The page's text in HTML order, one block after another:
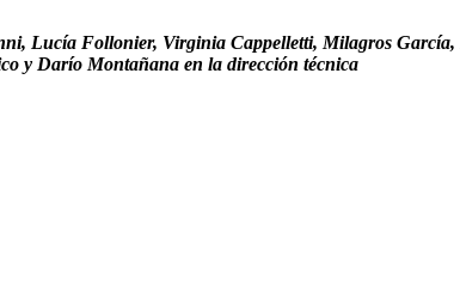
Lucía Follonier, Virginia Cappelletti, Milagros
y Darío Montañana en la dirección técnica